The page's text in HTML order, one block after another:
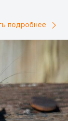
подробнее